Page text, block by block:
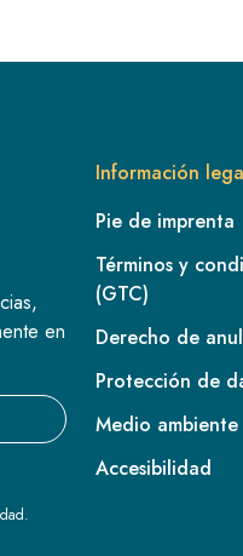
en
Información
Pie de imprenta
Términos y
(GTC)
Derecho de
Protección de
Medio ambiente
Accesibilidad